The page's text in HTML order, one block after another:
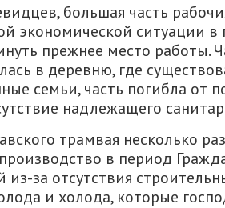
большая часть
экономической ситуации
прежнее место работы.
в деревню, где
семьи, часть погибла от
надлежащего
трамвая несколько
в период
из-за отсутствия
и холода, которые